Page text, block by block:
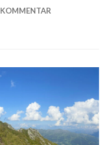
KOMMENTAR